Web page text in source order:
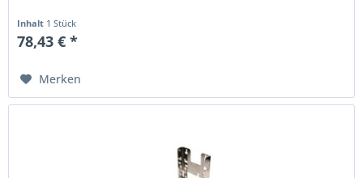
Inhalt 1 Stück
78,43 € *
Merken